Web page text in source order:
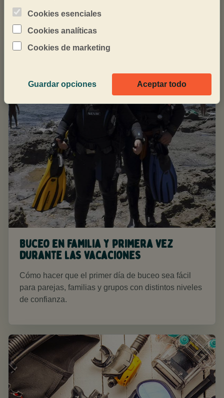
Buceo en familia y primera vez
durante las vacaciones
Cómo hacer que el primer día de buceo sea fácil
para parejas, familias y grupos con distintos niveles
de confianza.
Cookies esenciales
Cookies analíticas
Cookies de marketing
Guardar opciones Aceptar todo